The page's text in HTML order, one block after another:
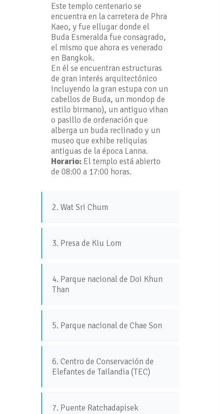
Este templo centenario se
encuentra en la carretera de Phra
Kaeo, y fue ellugar donde el
Buda Esmeralda fue consagrado,
el mismo que ahora es venerado
en Bangkok.
En él se encuentran estructuras
de gran interés arquitectónico
incluyendo la gran estupa con un
cabellos de Buda, un mondop de
estilo birmano), un antiguo vihan
o pasillo de ordenación que
alberga un buda reclinado y un
museo que exhibe reliquias
antiguas de la época Lanna.
Horario: El templo está abierto
de 08:00 a 17:00 horas.
2. Wat Sri Chum
3. Presa de Kiu Lom
4. Parque nacional de Doi Khun
Than
5. Parque nacional de Chae Son
6. Centro de Conservación de
Elefantes de Tailandia (TEC)
7. Puente Ratchadapisek